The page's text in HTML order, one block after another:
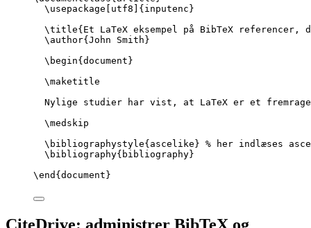
\usepackage
utf8 ]{ inputenc }
\title{Et LaTeX eksempel på BibTeX
\author{John Smith}
\begin{ document }
\maketitle
Nylige studier har vist, at LaTeX er et
\medskip
\bibliographystyle{ascelike} % her indlæses
\bibliography{bibliography}
\end { document }